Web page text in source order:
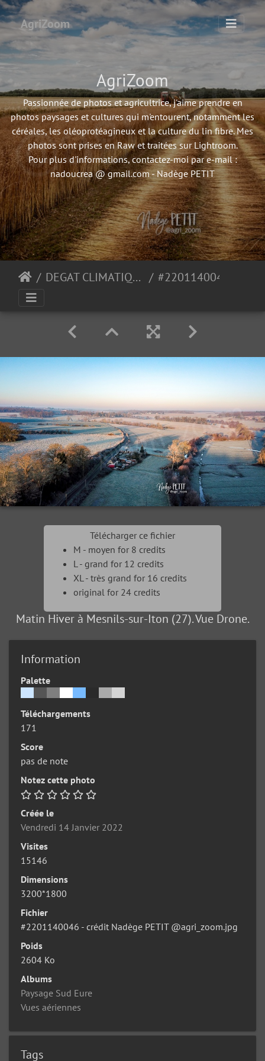
AgriZoom
AgriZoom
Passionnée de photos et agricultrice, j'aime prendre en
photos paysages et cultures qui m'entourent, notamment les
céréales, les oléoprotéagineux et la culture du lin fibre. Mes
photos sont prises en Raw et traitées sur Lightroom.
Pour plus d'informations, contactez-moi par e-mail :
nadoucrea @ gmail.com - Nadège PETIT
DEGAT CLIMATIQUE
Télécharger ce fichier
M - moyen for 8 credits
L - grand for 12 credits
XL - très grand for 16 credits
original for 24 credits
Matin Hiver à Mesnils-sur-Iton (27). Vue Drone.
Information
Palette
Téléchargements
171
Score
pas de note
Notez cette photo
Créée le
Vendredi 14 Janvier 2022
Visites
15146
Dimensions
3200*1800
Fichier
#2201140046 - crédit Nadège PETIT @agri_zoom.jpg
Poids
2604 Ko
Albums
Paysage Sud Eure
Vues aériennes
Tags